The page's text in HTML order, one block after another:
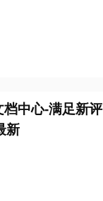
中心-满足新评
新